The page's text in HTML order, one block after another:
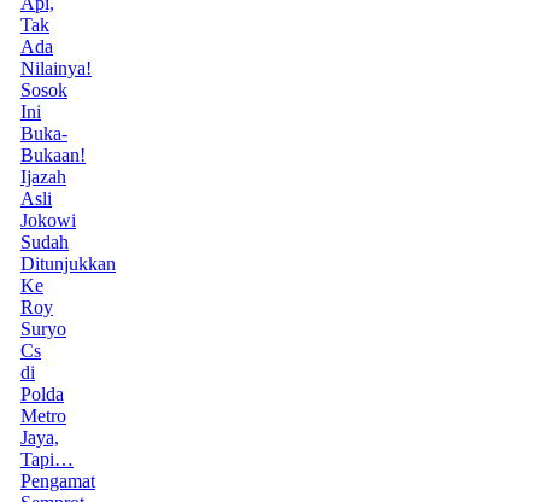
Tak
Ada
Nilainya!
Sosok
Ini
Buka-
Bukaan!
Ijazah
Asli
Jokowi
Sudah
Ditunjukkan
Ke
Roy
Suryo
Cs
di
Polda
Metro
Jaya,
Tapi…
Pengamat